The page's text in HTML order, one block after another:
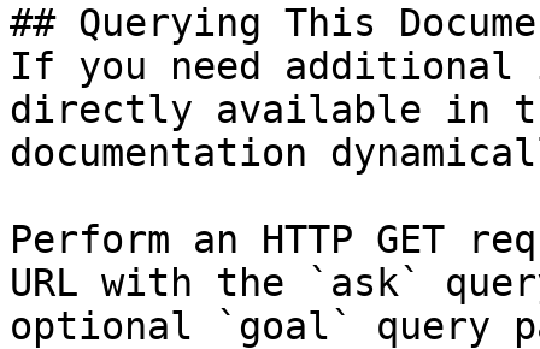
## Querying This
If you need
directly available in
documentation
Perform an HTTP GET
URL with the `ask`
optional `goal` query